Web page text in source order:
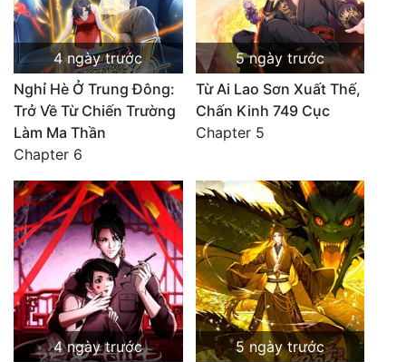
4 ngày trước
Nghỉ Hè Ở Trung Đông:
Trở Về Từ Chiến Trường
Làm Ma Thần
Chapter 6
5 ngày trước
Từ Ai Lao Sơn Xuất Thế,
Chấn Kinh 749 Cục
Chapter 5
4 ngày trước
5 ngày trước